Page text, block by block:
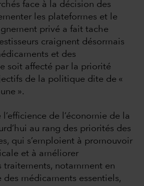
face à la décision des
les plateformes et le
privé a fait tache
craignent désormais
et des
soit affecté par la priorité
de la politique dite de «
».
l’efficience de l’économie de la
au rang des priorités des
qui s’emploient à promouvoir
et à améliorer
traitements, notamment en
des médicaments essentiels,